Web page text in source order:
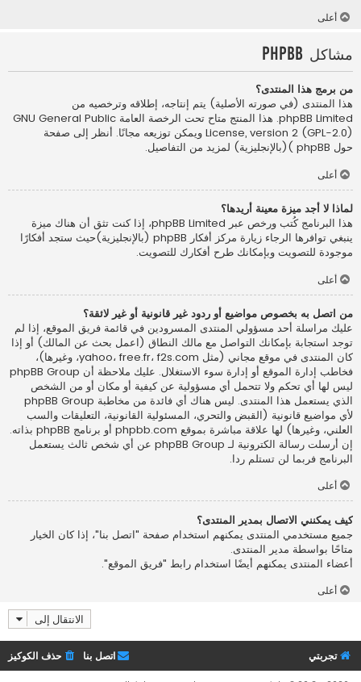
أعلى
مشاكل phpBB
من برمج هذا المنتدى؟
هذا المنتدى (في صورته الأصلية) يتم إنتاجه، إطلاقه وترخصيه من
phpBB Limited
. هذا المنتج متاح تحت الرخصة العامة GNU General Public
License, version 2 (GPL-2.0) ويمكن توزيعه مجانًا. أنظر إلى صفحة
حول phpBB )(بالإنجليزية)
لمزيد من التفاصيل.
أعلى
لماذا لا أجد ميزة معينة أريدها؟
هذا البرنامج كُتب ورخص عبر phpBB Limited، إذا كنت تثق أن هناك ميزة
ينبغي توافرها الرجاء زيارة مركز أفكار phpBB (بالإنجليزية)
حيث ستجد أفكارًا
موجودة للتصويت وبإمكانك طرح أفكارك للتصويت.
أعلى
من اتصل به بخصوص مواضيع أو ردود غير قانونية أو غير لائقة؟
عليك مراسلة أحد مسؤولي المنتدى المسرودين في قائمة فريق الموقع، إذا لم
توجد استجابة بإمكانك التواصل مع مالك النطاق (اعمل بحث عن المالك) أو إذا
كان المنتدى في موقع مجاني (مثل yahoo، free.fr، f2s.com، وغيرها)،
فخاطب إدارة الموقع أو إدارة سوء الاستغلال. عليك ملاحظة أن phpBB Group
ليس لها أي تحكم ولا تتحمل أي مسؤولية عن كيفية أو مكان أو من الشخص
الذي يستعمل هذا المنتدى. ليس هناك أي فائدة من مخاطبة phpBB Group
لأي مواضيع قانونية (القبض والتحري، المسئولية القانونية، التعليقات والسب
العلني، وغيرها) لها علاقة مباشرة بموقع phpbb.com أو برنامج phpBB بذاته.
إن أرسلت رسالة الكترونية لـ phpBB Group عن أي شخص ثالث يستعمل
البرنامج فربما لن تستلم ردا.
أعلى
كيف يمكنني الاتصال بمدير المنتدى؟
جميع مستخدمي المنتدى يمكنهم استخدام صفحة "اتصل بنا"، إذا كان الخيار
متاحًا بواسطة مدير المنتدى.
أعضاء المنتدى يمكنهم أيضًا استخدام رابط "فريق الموقع".
أعلى
الانتقال إلى
تجربتي حذف الكوكيز اتصل بنا